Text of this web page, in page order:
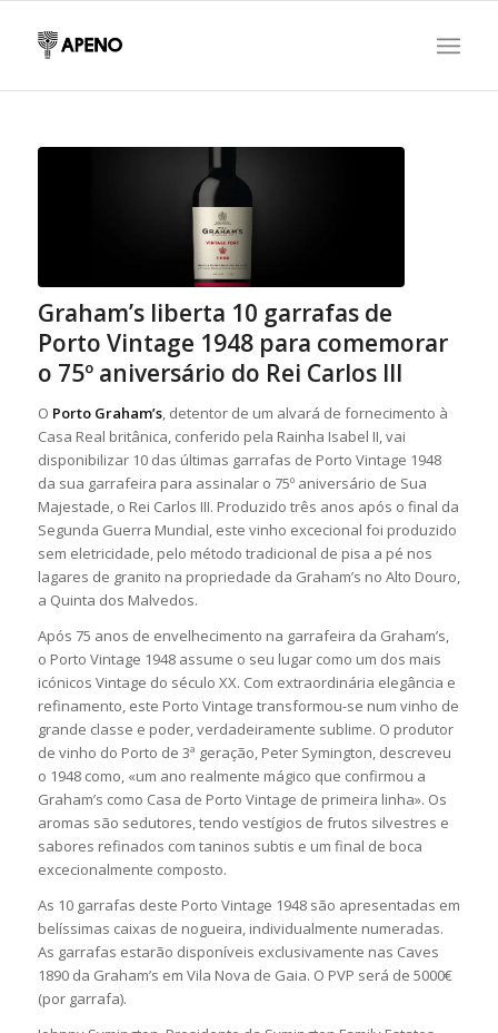
Graham’s liberta 10 garrafas de
Porto Vintage 1948 para comemorar
o 75º aniversário do Rei Carlos III
O Porto Graham’s, detentor de um alvará de fornecimento à
Casa Real britânica, conferido pela Rainha Isabel II, vai
disponibilizar 10 das últimas garrafas de Porto Vintage 1948
da sua garrafeira para assinalar o 75º aniversário de Sua
Majestade, o Rei Carlos III. Produzido três anos após o final da
Segunda Guerra Mundial, este vinho excecional foi produzido
sem eletricidade, pelo método tradicional de pisa a pé nos
lagares de granito na propriedade da Graham’s no Alto Douro,
a Quinta dos Malvedos.
Após 75 anos de envelhecimento na garrafeira da Graham’s,
o Porto Vintage 1948 assume o seu lugar como um dos mais
icónicos Vintage do século XX. Com extraordinária elegância e
refinamento, este Porto Vintage transformou-se num vinho de
grande classe e poder, verdadeiramente sublime. O produtor
de vinho do Porto de 3ª geração, Peter Symington, descreveu
o 1948 como, «um ano realmente mágico que confirmou a
Graham’s como Casa de Porto Vintage de primeira linha». Os
aromas são sedutores, tendo vestígios de frutos silvestres e
sabores refinados com taninos subtis e um final de boca
excecionalmente composto.
As 10 garrafas deste Porto Vintage 1948 são apresentadas em
belíssimas caixas de nogueira, individualmente numeradas.
As garrafas estarão disponíveis exclusivamente nas Caves
1890 da Graham’s em Vila Nova de Gaia. O PVP será de 5000€
(por garrafa).